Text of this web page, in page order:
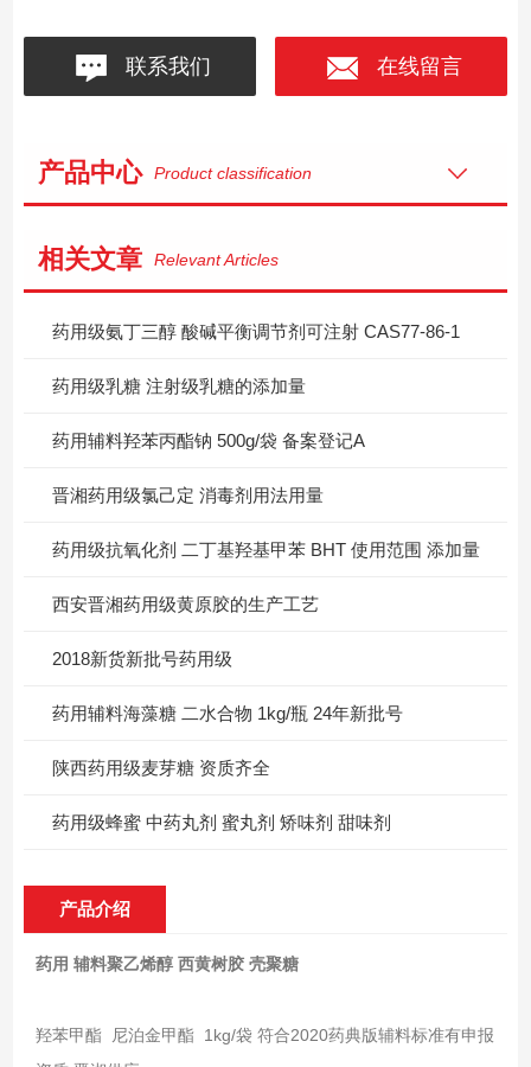
联系我们 在线留言
产品中心 Product classification
相关文章 Relevant Articles
药用级氨丁三醇 酸碱平衡调节剂可注射 CAS77-86-1
药用级乳糖 注射级乳糖的添加量
药用辅料羟苯丙酯钠 500g/袋 备案登记A
晋湘药用级氯己定 消毒剂用法用量
药用级抗氧化剂 二丁基羟基甲苯 BHT 使用范围 添加量
西安晋湘药用级黄原胶的生产工艺
2018新货新批号药用级
药用辅料海藻糖 二水合物 1kg/瓶 24年新批号
陕西药用级麦芽糖 资质齐全
药用级蜂蜜 中药丸剂 蜜丸剂 矫味剂 甜味剂
产品介绍
药用 辅料聚乙烯醇 西黄树胶 壳聚糖
羟苯甲酯 尼泊金甲酯 1kg/袋 符合2020药典版辅料标准有申报